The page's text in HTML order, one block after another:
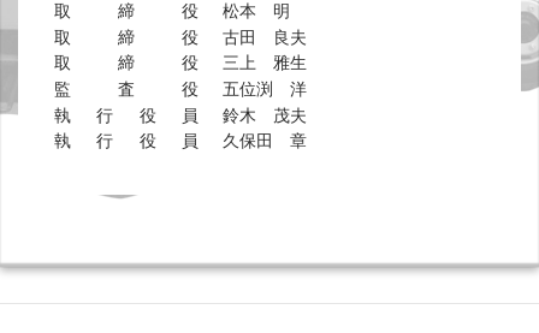
取締役
松本 明
取締役
古田 良夫
取締役
三上 雅生
監査役
五位渕 洋
執行役員
鈴木 茂夫
執行役員
久保田 章